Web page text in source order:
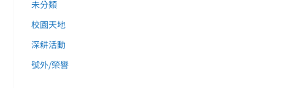
未分類
校園天地
深耕活動
號外/榮譽